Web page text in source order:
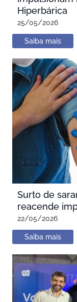
Hiperbárica
25/05/2026
Saiba mais
Surto de
reacende
22/05/2026
Saiba mais